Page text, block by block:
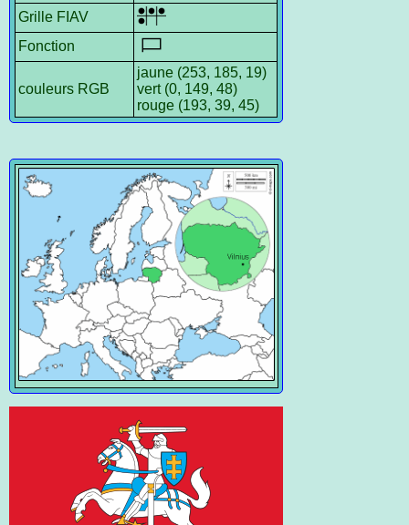
Grille FIAV
Fonction
couleurs RGB
jaune (253, 185, 19)
vert (0, 149, 48)
rouge (193, 39, 45)